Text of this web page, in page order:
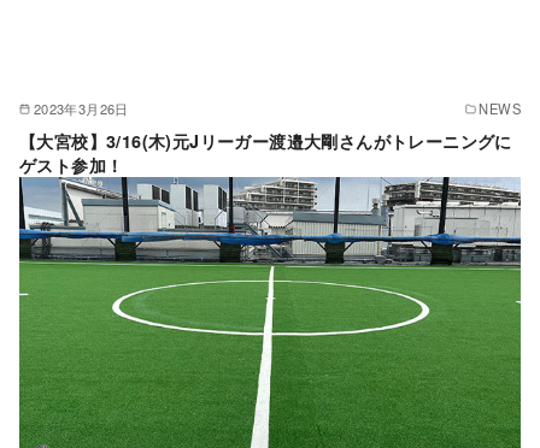
2023年3月26日 NEWS
【大宮校】3/16(木)元Jリーガー渡邉大剛さんがトレーニングに
ゲスト参加！